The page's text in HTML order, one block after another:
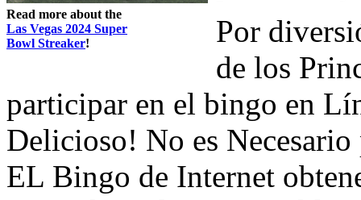
Read more about the
Las Vegas 2024 Super
Bowl Streaker!
Por
de los
participar en el bingo en
Delicioso! No es
EL Bingo de Internet